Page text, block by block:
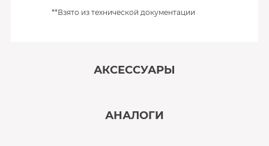
**Взято из технической документации
АКСЕССУАРЫ
АНАЛОГИ